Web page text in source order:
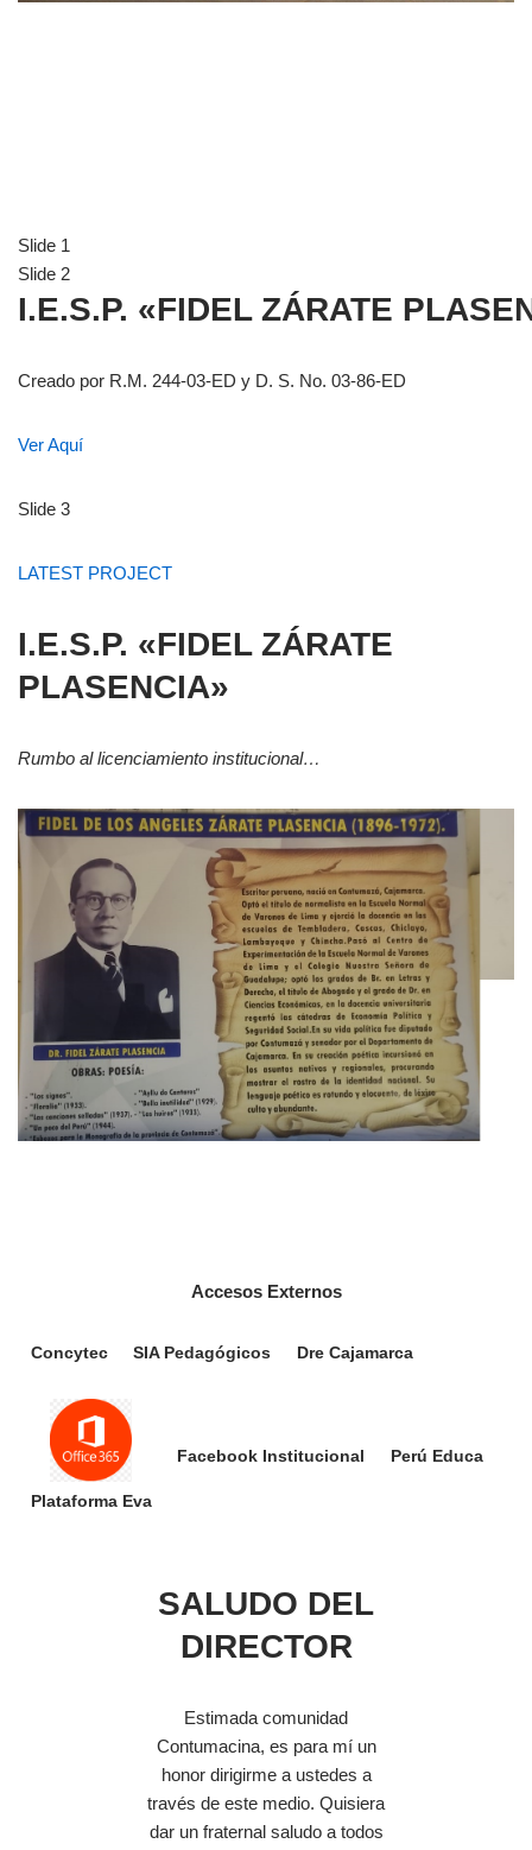
Slide 1
Slide 2
I.E.S.P. «FIDEL ZÁRATE
Creado por R.M. 244-03-ED y D. S. No. 03-86-ED
Ver Aquí
Slide 3
LATEST PROJECT
I.E.S.P. «FIDEL ZÁRATE
PLASENCIA»
Rumbo al licenciamiento institucional…
Accesos Externos
Concytec SIA Pedagógicos Dre Cajamarca
Plataforma Eva
Facebook Institucional Perú Educa
SALUDO DEL
DIRECTOR
Estimada comunidad
Contumacina, es para mí un
honor dirigirme a ustedes a
través de este medio. Quisiera
dar un fraternal saludo a todos